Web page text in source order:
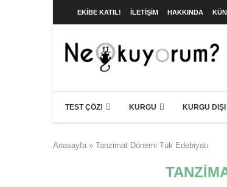
EKIBE KATIL! İLETIŞIM HAKKINDA
TEST ÇÖZ! KURGU KURGU DIŞI
Anasayfa » Tanzimat Dönemi Tük Edebiyatı